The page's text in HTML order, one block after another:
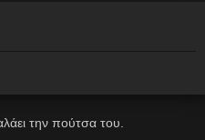
την πούτσα του.